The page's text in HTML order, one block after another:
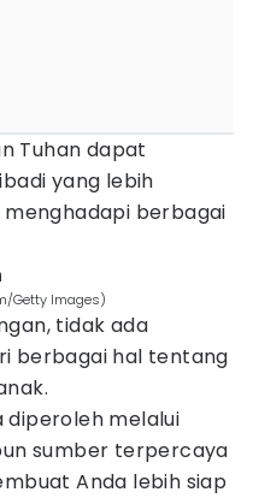
Tuhan dapat
yang lebih
menghadapi berbagai
Getty Images)
tidak ada
berbagai hal tentang
diperoleh melalui
sumber terpercaya
Anda lebih siap